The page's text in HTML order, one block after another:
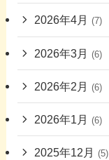
2026年4月 (7)
2026年3月 (6)
2026年2月 (6)
2026年1月 (6)
2025年12月 (5)